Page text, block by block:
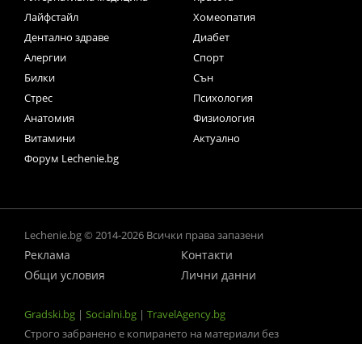
Лайфстайл
Хомеопатия
Дентално здраве
Диабет
Алергии
Спорт
Билки
Сън
Стрес
Психология
Анатомия
Физиология
Витамини
Актуално
Форум Lechenie.bg
Lechenie.bg © 2014-2026 Всички права запазени
Реклама
Контакти
Общи условия
Лични данни
Gradski.bg | Socialni.bg | TravelAgency.bg
Строго забранено е копирането на материали без